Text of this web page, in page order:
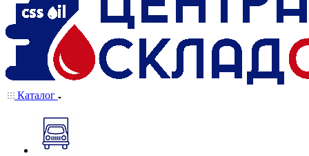
Каталог